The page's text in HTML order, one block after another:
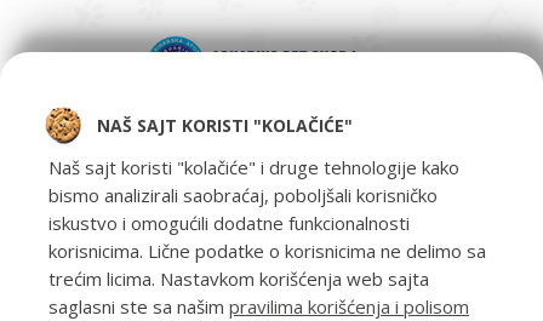
Pet Shop Aquarius - Vaši ljubimci zaslužuju samo najbolje -
oprema za kućne ljubimce i hrana za kućne ljubimce Beograd.
NAŠ SAJT KORISTI "KOLAČIĆE"
Naš sajt koristi "kolačiće" i druge tehnologije kako
bismo analizirali saobraćaj, poboljšali korisničko
iskustvo i omogućili dodatne funkcionalnosti
korisnicima. Lične podatke o korisnicima ne delimo sa
trećim licima. Nastavkom korišćenja web sajta
saglasni ste sa našim pravilima korišćenja i polisom